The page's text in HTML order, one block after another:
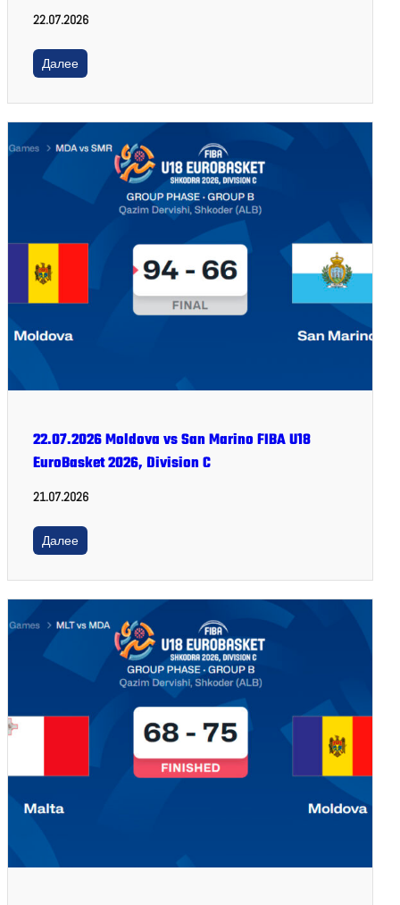
22.07.2026
Далее
22.07.2026 Moldova vs San Marino FIBA U18
EuroBasket 2026, Division C
21.07.2026
Далее